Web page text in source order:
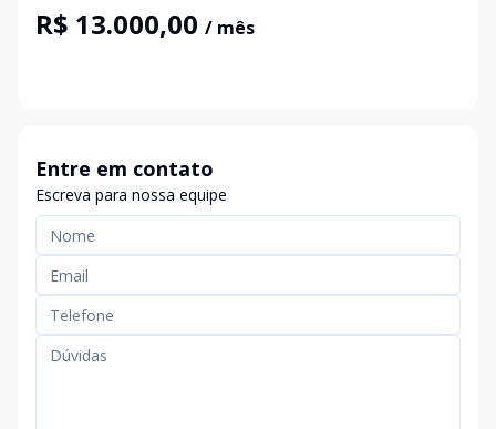
R$ 13.000,00 / mês
Entre em contato
Escreva para nossa equipe